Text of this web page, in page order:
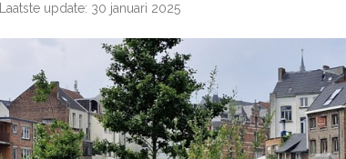
Laatste update: 30 januari 2025